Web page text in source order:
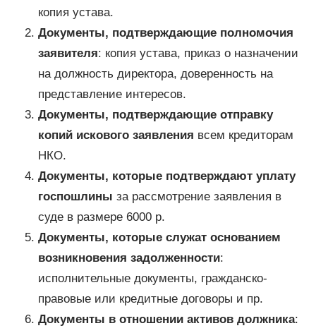
копия устава.
Документы, подтверждающие полномочия
заявителя: копия устава, приказ о назначении
на должность директора, доверенность на
представление интересов.
Документы, подтверждающие отправку
копий искового заявления всем кредиторам
НКО.
Документы, которые подтверждают уплату
госпошлины за рассмотрение заявления в
суде в размере 6000 р.
Документы, которые служат основанием
возникновения задолженности:
исполнительные документы, гражданско-
правовые или кредитные договоры и пр.
Документы в отношении активов должника: